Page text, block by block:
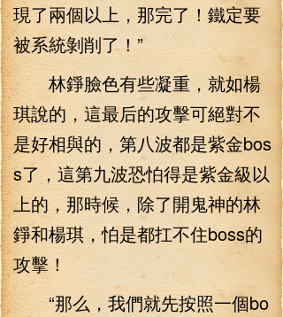
現了兩個以上，那完了！鐵定要
被系統剝削了！”
林錚臉色有些凝重，就如楊
琪說的，這最后的攻擊可絕對不
是好相與的，第八波都是紫金bos
s了，這第九波恐怕得是紫金級以
上的，那時候，除了開鬼神的林
錚和楊琪，怕是都扛不住boss的
攻擊！
“那么，我們就先按照一個bo